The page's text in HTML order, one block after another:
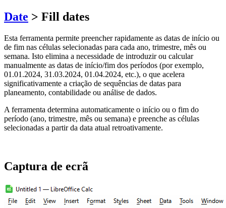
Date > Fill dates
Esta ferramenta permite preencher rapidamente as datas de início ou
de fim nas células selecionadas para cada ano, trimestre, mês ou
semana. Isto elimina a necessidade de introduzir ou calcular
manualmente as datas de início/fim dos períodos (por exemplo,
01.01.2024, 31.03.2024, 01.04.2024, etc.), o que acelera
significativamente a criação de sequências de datas para
planeamento, contabilidade ou análise de dados.
A ferramenta determina automaticamente o início ou o fim do
período (ano, trimestre, mês ou semana) e preenche as células
selecionadas a partir da data atual retroativamente.
Captura de ecrã